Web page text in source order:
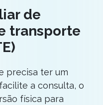
de
transporte
precisa ter um
a consulta, o
física para